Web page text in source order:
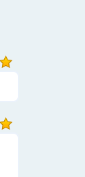
je eigen portaal
je eigen naam